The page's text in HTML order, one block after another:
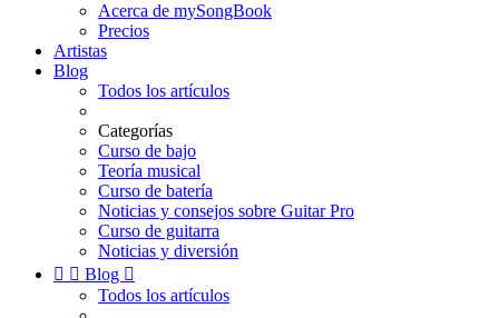
Acerca de mySongBook
Precios
Artistas
Blog
Todos los artículos
Categorías
Curso de bajo
Teoría musical
Curso de batería
Noticias y consejos sobre Guitar Pro
Curso de guitarra
Noticias y diversión
  Blog 
Todos los artículos